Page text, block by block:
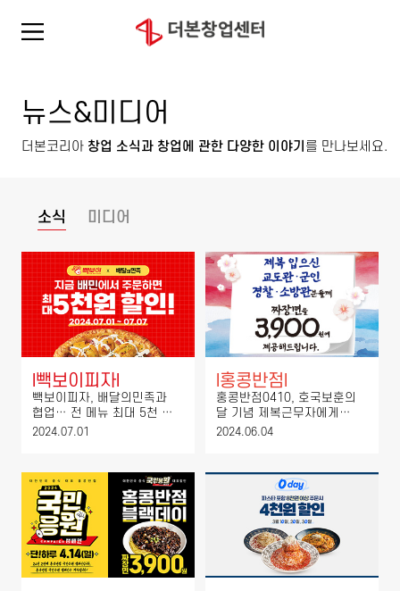
뉴스&미디어
더본코리아 창업 소식과 창업에 관한 다양한 이야기를 만나보세요.
소식 미디어
빽보이피자l
빽보이피자, 배달의민족과
협업… 전 메뉴 최대 5천 원
할인
2024.07.01
홍콩반점
홍콩반점0410, 호국보훈의
달 기념 제복근무자에게
짜장면 3900원 제공
2024.06.04